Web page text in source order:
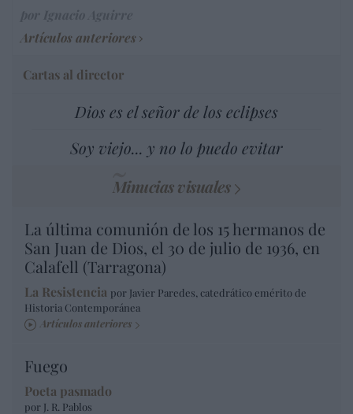
Artículos anteriores
Cartas al director
Dios es el señor de los eclipses
Soy viejo... y no lo puedo evitar
Minucias visuales
La última comunión de los 15 hermanos de
San Juan de Dios, el 30 de julio de 1936, en
Calafell (Tarragona)
La Resistencia por Javier Paredes, catedrático emérito de
Historia Contemporánea
Artículos anteriores
Fuego
Poeta pasmado
por J. R. Pablos